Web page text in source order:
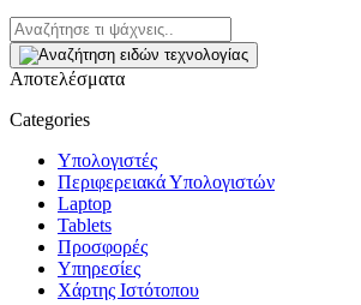
Αποτελέσματα
Categories
Υπολογιστές
Περιφερειακά Υπολογιστών
Laptop
Tablets
Προσφορές
Υπηρεσίες
Χάρτης Ιστότοπου